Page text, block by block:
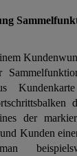
der
Kunden